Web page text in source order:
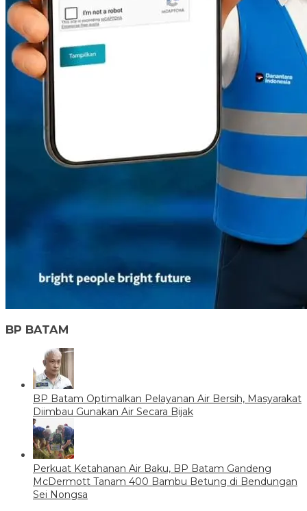
BP BATAM
BP Batam Optimalkan Pelayanan Air Bersih, Masyarakat
Diimbau Gunakan Air Secara Bijak
Perkuat Ketahanan Air Baku, BP Batam Gandeng
McDermott Tanam 400 Bambu Betung di Bendungan
Sei Nongsa